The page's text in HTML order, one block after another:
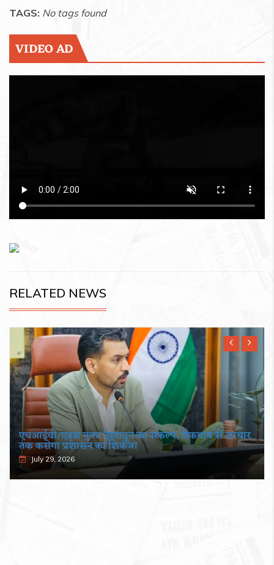
TAGS: No tags found
VIDEO AD
RELATED NEWS
एचआईवी/एड्स मुक्त देहरादून का संकल्प, रोकथाम से उपचार
तक कसेगा प्रशासन का शिकंजा
July 29, 2026